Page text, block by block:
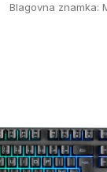
Blagovna znamka: